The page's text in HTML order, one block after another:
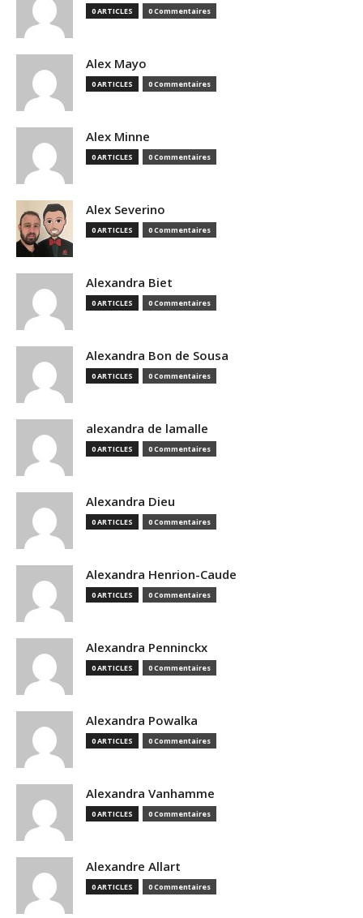
0 ARTICLES 0 Commentaires
Alex Mayo
0 ARTICLES 0 Commentaires
Alex Minne
0 ARTICLES 0 Commentaires
Alex Severino
0 ARTICLES 0 Commentaires
Alexandra Biet
0 ARTICLES 0 Commentaires
Alexandra Bon de Sousa
0 ARTICLES 0 Commentaires
alexandra de lamalle
0 ARTICLES 0 Commentaires
Alexandra Dieu
0 ARTICLES 0 Commentaires
Alexandra Henrion-Caude
0 ARTICLES 0 Commentaires
Alexandra Penninckx
0 ARTICLES 0 Commentaires
Alexandra Powalka
0 ARTICLES 0 Commentaires
Alexandra Vanhamme
0 ARTICLES 0 Commentaires
Alexandre Allart
0 ARTICLES 0 Commentaires